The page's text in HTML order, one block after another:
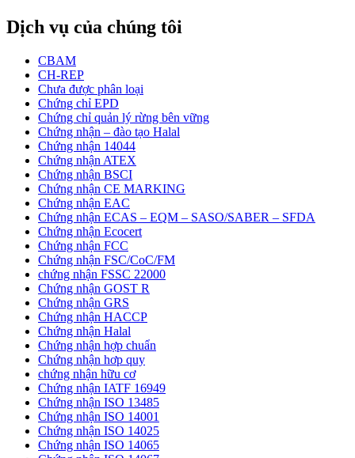
Dịch vụ của chúng tôi
CBAM
CH-REP
Chưa được phân loại
Chứng chỉ EPD
Chứng chỉ quản lý rừng bên vững
Chứng nhận – đào tạo Halal
Chứng nhận 14044
Chứng nhận ATEX
Chứng nhận BSCI
Chứng nhận CE MARKING
Chứng nhận EAC
Chứng nhận ECAS – EQM – SASO/SABER – SFDA
Chứng nhận Ecocert
Chứng nhận FCC
Chứng nhận FSC/CoC/FM
chứng nhận FSSC 22000
Chứng nhận GOST R
Chứng nhận GRS
Chứng nhận HACCP
Chứng nhận Halal
Chứng nhận hợp chuẩn
Chứng nhận hơp quy
chứng nhận hữu cơ
Chứng nhận IATF 16949
Chứng nhận ISO 13485
Chứng nhận ISO 14001
Chứng nhận ISO 14025
Chứng nhận ISO 14065